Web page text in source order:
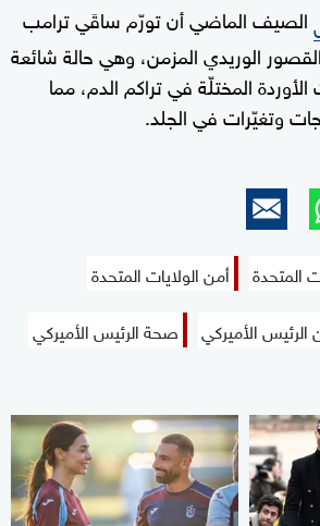
الصيف الماضي أن تورّم ساقَي ترامب
الوريدي المزمن، وهي حالة شائعة
المختلّة في تراكم الدم، مما
وتغيّرات في الجلد.
المتحدة
أمن الولايات المتحدة
الرئيس الأميركي صحة الرئيس الأميركي